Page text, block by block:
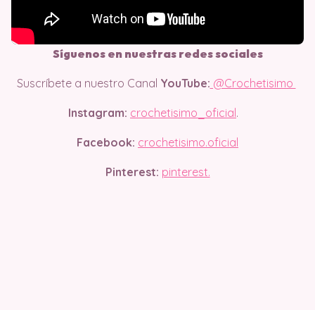
Síguenos en nuestras redes sociales
Suscríbete a nuestro Canal YouTube: @Crochetisimo
Instagram: crochetisimo_oficial .
Facebook: crochetisimo.oficial
Pinterest: pinterest.